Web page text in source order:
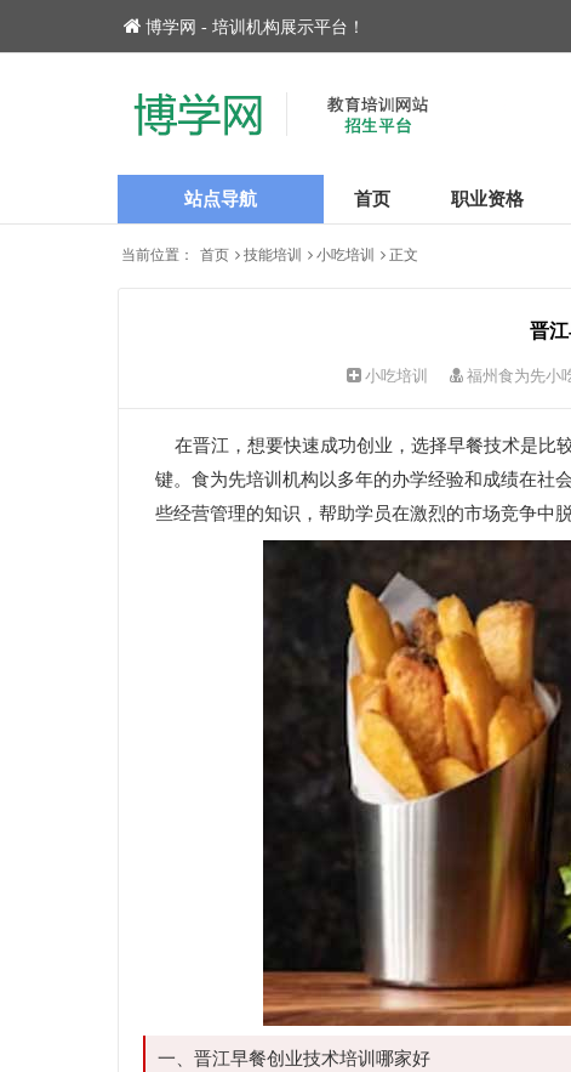
博学网 - 培训机构展示平台！
站点导航 首页 职业资格
当前位置： 首页 技能培训 小吃培训 正文
晋江
小吃培训 福州食为先小
在晋江，想要快速成功创业，选择早餐技术是比
键。食为先培训机构以多年的办学经验和成绩在社
些经营管理的知识，帮助学员在激烈的市场竞争中
一、晋江早餐创业技术培训哪家好